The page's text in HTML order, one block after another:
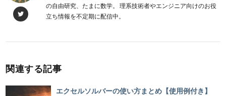
の自由研究、たまに数学。 理系技術者やエンジニア向けのお役
立ち情報を不定期に配信中。
関連する記事
エクセルソルバーの使い方まとめ【使用例付き】